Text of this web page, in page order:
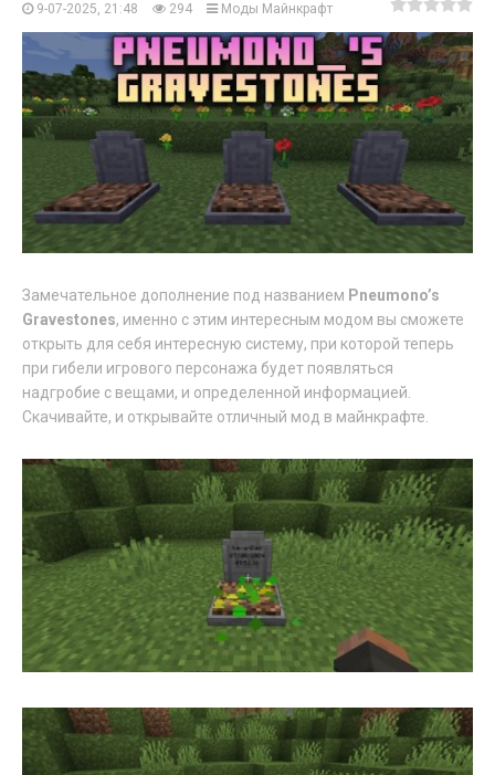
9-07-2025, 21:48 294 Моды Майнкрафт
Замечательное дополнение под названием Pneumono’s
Gravestones, именно с этим интересным модом вы сможете
открыть для себя интересную систему, при которой теперь
при гибели игрового персонажа будет появляться
надгробие с вещами, и определенной информацией.
Скачивайте, и открывайте отличный мод в майнкрафте.